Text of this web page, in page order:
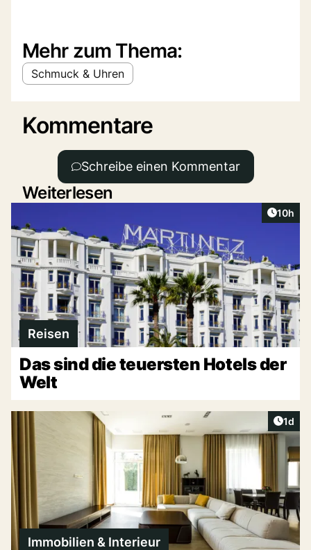
Mehr zum Thema:
Schmuck & Uhren
Kommentare
Schreibe einen Kommentar
Weiterlesen
Artikel
10h
Reisen
Das sind die teuersten Hotels der
Welt
1d
Immobilien & Interieur